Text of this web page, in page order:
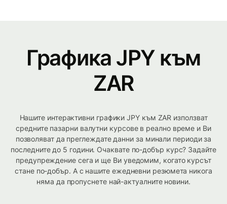
Графика JPY към
ZAR
Нашите интерактивни графики JPY към ZAR използват
средните пазарни валутни курсове в реално време и Ви
позволяват да преглеждате данни за минали периоди за
последните до 5 години. Очаквате по-добър курс? Задайте
предупреждение сега и ще Ви уведомим, когато курсът
стане по-добър. А с нашите ежедневни резюмета никога
няма да пропуснете най-актуалните новини.